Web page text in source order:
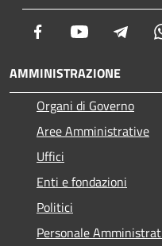
Facebook Youtube
AMMINISTRAZIONE
Organi di Governo
Aree Amministrative
Uffici
Enti e fondazioni
Politici
Personale